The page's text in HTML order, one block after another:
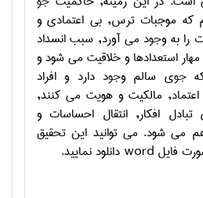
موجبات ترس, بي اعتمادي و
را به وجود مي آورد, سبب انسداد
مهار استعدادها و خلاقيت مي شود و
جوي سالم وجود دارد و افراد
مالکيت و هويت مي کنند,
افکار, انتقال احساسات و
مي شود. می توانید این تحقیق
فایل word دانلود نمایید.